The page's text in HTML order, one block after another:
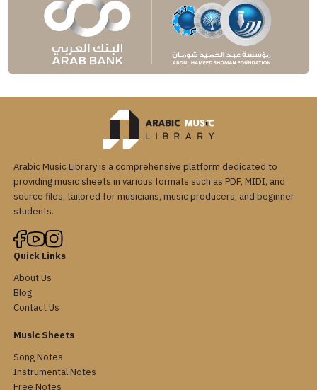
Arabic Music Library is a comprehensive platform dedicated to
providing music sheets in various formats such as PDF, MIDI, and
source files, tailored for musicians, music producers, and beginner
students.
Quick Links
About Us
Blog
Contact Us
Music Sheets
Song Notes
Instrumental Notes
Free Notes